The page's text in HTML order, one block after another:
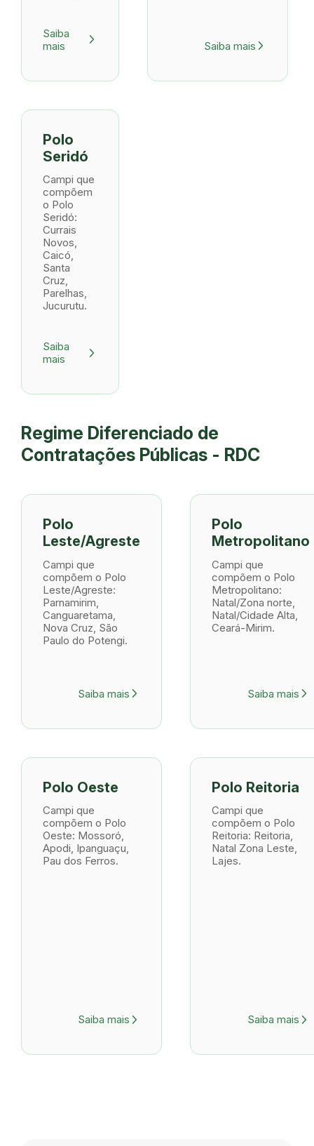
Saiba
mais
arrow_forward_ios Saiba mais arrow_forward_ios
Polo
Seridó
Campi que
compõem
o Polo
Seridó:
Currais
Novos,
Caicó,
Santa
Cruz,
Parelhas,
Jucurutu.
Saiba
mais
arrow_forward_ios
Regime Diferenciado de
Contratações Públicas - RDC
Polo
Leste/Agreste
Campi que
compõem o Polo
Leste/Agreste:
Parnamirim,
Canguaretama,
Nova Cruz, São
Paulo do Potengi.
Saiba mais arrow_forward_ios
Polo
Metropolitano
Campi que
compõem o Polo
Metropolitano:
Natal/Zona norte,
Natal/Cidade Alta,
Ceará-Mirim.
Saiba mais arrow_forward_ios
Polo Oeste
Campi que
compõem o Polo
Oeste: Mossoró,
Apodi, Ipanguaçu,
Pau dos Ferros.
Saiba mais arrow_forward_ios
Polo Reitoria
Campi que
compõem o Polo
Reitoria: Reitoria,
Natal Zona Leste,
Lajes.
Saiba mais arrow_forward_ios